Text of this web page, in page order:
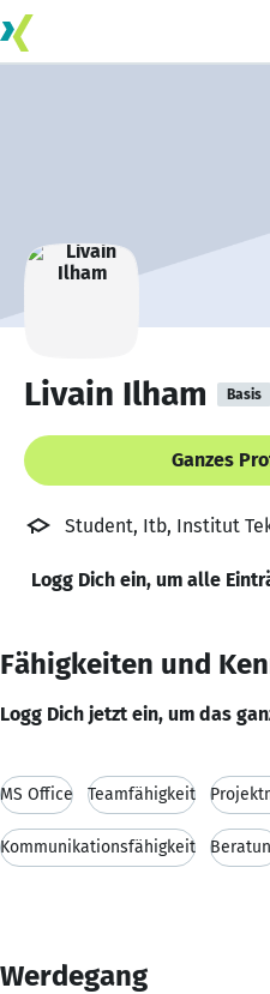
Livain Ilham Basis
Ganzes
Student, Itb, Institut
Logg Dich ein, um alle
Fähigkeiten und
Logg Dich jetzt ein, um das
MS Office Teamfähigkeit
Kommunikationsfähigkeit
Werdegang